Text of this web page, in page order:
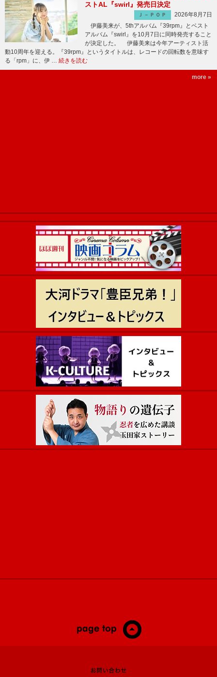
ストAL『swirl』発売日決定
Ｊ－ＰＯＰ
2026年8月7日
伊藤美来が、5thアルバム『39rpm』とベスト
アルバム『swirl』を10月7日に同時発売すること
が決定した。 伊藤美来は今年アーティスト活
動10周年を迎える。『39rpm』というタイトルは、レコードの回転数を意味す
る「rpm」に、伊 … 続きを読む
more »